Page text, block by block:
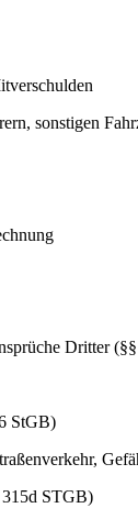
sonstigen
Dritter
StGB)
STGB)